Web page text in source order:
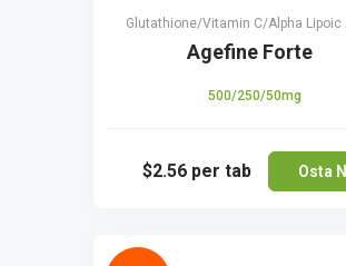
Glutathione/Vitamin C/Alpha Lipoic
Agefine Forte
500/250/50mg
$2.56 per tab Osta